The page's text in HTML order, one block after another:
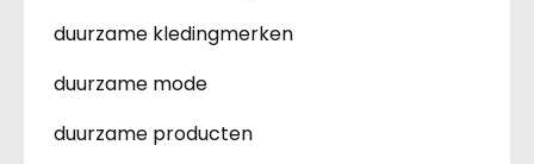
duurzame kledingmerken
duurzame mode
duurzame producten